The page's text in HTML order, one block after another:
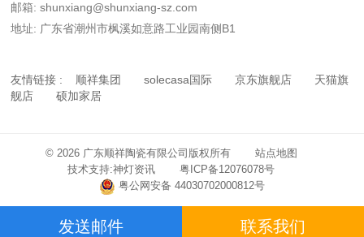
邮箱: shunxiang@shunxiang-sz.com
地址: 广东省潮州市枫溪如意路工业园南侧B1
友情链接 : 顺祥集团 solecasa国际 京东旗舰店
天猫旗
舰店
硕加家居
© 2026 广东顺祥陶瓷有限公司版权所有
站点地图
技术支持:神灯资讯
粤ICP备12076078号
粤公网安备 44030702000812号
发送邮件 联系我们